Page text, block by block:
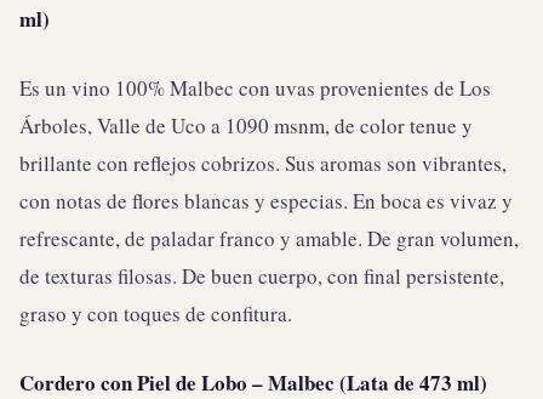
ml)
Es un vino 100% Malbec con uvas provenientes de Los
Árboles, Valle de Uco a 1090 msnm, de color tenue y
brillante con reflejos cobrizos. Sus aromas son vibrantes,
con notas de flores blancas y especias. En boca es vivaz y
refrescante, de paladar franco y amable. De gran volumen,
de texturas filosas. De buen cuerpo, con final persistente,
graso y con toques de confitura.
Cordero con Piel de Lobo – Malbec (Lata de 473 ml)